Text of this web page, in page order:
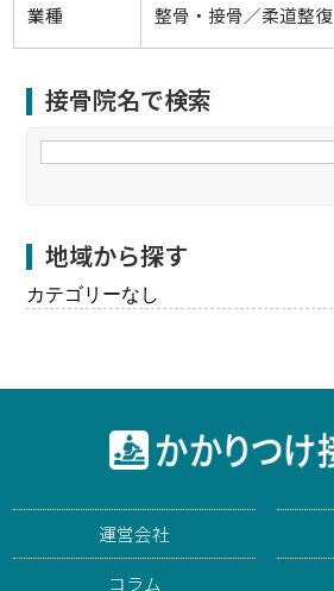
業種 整骨・接骨／柔道整復
接骨院名で検索
地域から探す
カテゴリーなし
運営会社
コラム